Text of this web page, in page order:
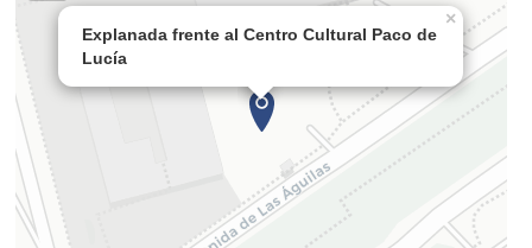
×
Explanada frente al Centro Cultural Paco de
Lucía